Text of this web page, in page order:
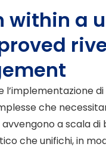
within a
che
a scala
che unifichi, in